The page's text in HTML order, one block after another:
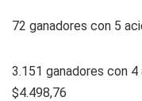
72 ganadores con 5
3.151 ganadores con
$4.498,76